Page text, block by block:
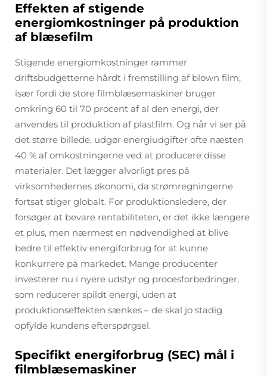
Effekten af stigende
energiomkostninger på produktion
af blæsefilm
Stigende energiomkostninger rammer
driftsbudgetterne hårdt i fremstilling af blown film,
især fordi de store filmblæsemaskiner bruger
omkring 60 til 70 procent af al den energi, der
anvendes til produktion af plastfilm. Og når vi ser på
det større billede, udgør energiudgifter ofte næsten
40 % af omkostningerne ved at producere disse
materialer. Det lægger alvorligt pres på
virksomhedernes økonomi, da strømregningerne
fortsat stiger globalt. For produktionsledere, der
forsøger at bevare rentabiliteten, er det ikke længere
et plus, men nærmest en nødvendighed at blive
bedre til effektiv energiforbrug for at kunne
konkurrere på markedet. Mange producenter
investerer nu i nyere udstyr og procesforbedringer,
som reducerer spildt energi, uden at
produktionseffekten sænkes – de skal jo stadig
opfylde kundens efterspørgsel.
Specifikt energiforbrug (SEC) mål i
filmblæsemaskiner